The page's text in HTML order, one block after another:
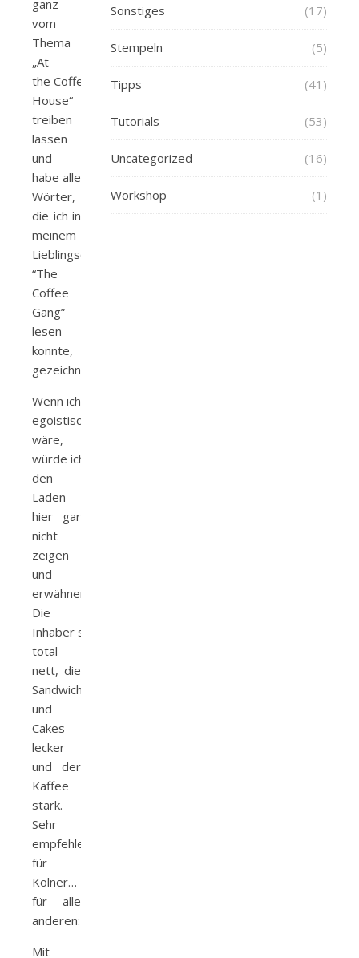
ganz
vom
Thema
„At
the Coffee
House“
treiben
lassen
und
habe alle
Wörter,
die ich in
meinem
Lieblingscafé
“The
Coffee
Gang”
lesen
konnte,
gezeichnet.
Wenn ich
egoistisch
wäre,
würde ich
den
Laden
hier gar
nicht
zeigen
und
erwähnen.
Die
Inhaber sind
total
nett, die
Sandwiches
und
Cakes
lecker
und der
Kaffee
stark.
Sehr
empfehlenswert
für
Kölner…
für alle
anderen:
Mit
Sonstiges (17)
Stempeln (5)
Tipps (41)
Tutorials (53)
Uncategorized (16)
Workshop (1)